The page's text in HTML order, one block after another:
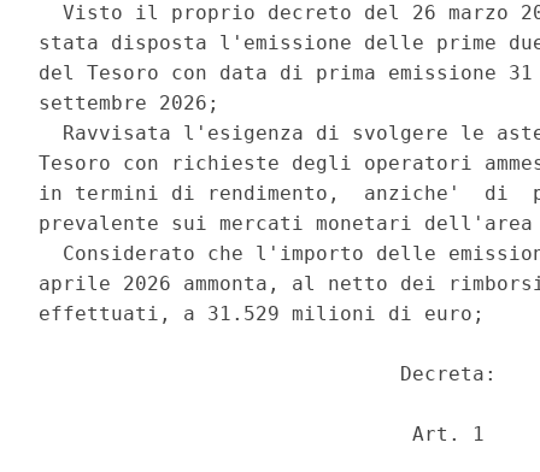
Visto il proprio decreto del 26 marzo
stata disposta l'emissione delle prime
del Tesoro con data di prima emissione
settembre 2026;
Ravvisata l'esigenza di svolgere le
Tesoro con richieste degli operatori
in termini di rendimento,  anziche'  di
prevalente sui mercati monetari
Considerato che l'importo delle
aprile 2026 ammonta, al netto dei
effettuati, a 31.529 milioni di euro;
                              Decreta:
                               Art. 1